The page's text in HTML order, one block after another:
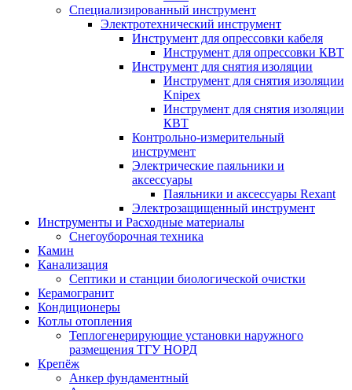
Специализированный инструмент
Электротехнический инструмент
Инструмент для опрессовки кабеля
Инструмент для опрессовки КВТ
Инструмент для снятия изоляции
Инструмент для снятия изоляции
Knipex
Инструмент для снятия изоляции
КВТ
Контрольно-измерительный
инструмент
Электрические паяльники и
аксессуары
Паяльники и аксессуары Rexant
Электрозащищенный инструмент
Инструменты и Расходные материалы
Снегоуборочная техника
Камин
Канализация
Септики и станции биологической очистки
Керамогранит
Кондиционеры
Котлы отопления
Теплогенерирующие установки наружного
размещения ТГУ НОРД
Крепёж
Анкер фундаментный